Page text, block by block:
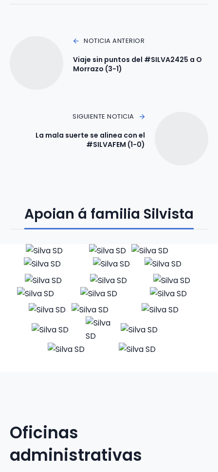
NOTICIA ANTERIOR
Viaje sin puntos del #SILVA2425 a O
Morrazo (3-1)
SIGUIENTE NOTICIA
La mala suerte se alinea con el
#SILVAFEM (1-0)
Apoian á familia Silvista
Oficinas
administrativas